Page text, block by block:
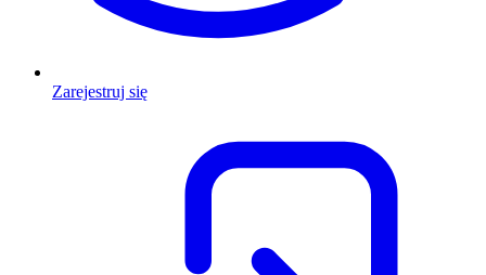
Zarejestruj się